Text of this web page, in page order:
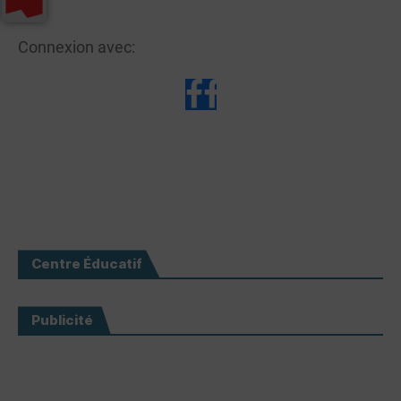
Connexion avec:
Centre Éducatif
Publicité